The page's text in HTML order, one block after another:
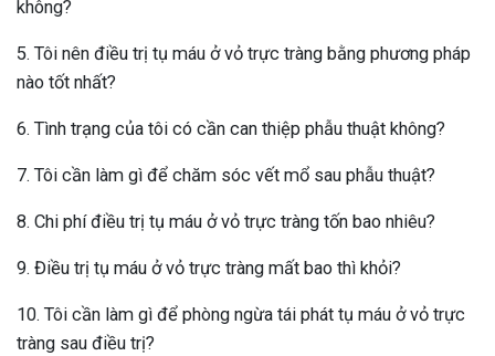
không?
5. Tôi nên điều trị tụ máu ở vỏ trực tràng bằng phương pháp
nào tốt nhất?
6. Tình trạng của tôi có cần can thiệp phẫu thuật không?
7. Tôi cần làm gì để chăm sóc vết mổ sau phẫu thuật?
8. Chi phí điều trị tụ máu ở vỏ trực tràng tốn bao nhiêu?
9. Điều trị tụ máu ở vỏ trực tràng mất bao thì khỏi?
10. Tôi cần làm gì để phòng ngừa tái phát tụ máu ở vỏ trực
tràng sau điều trị?